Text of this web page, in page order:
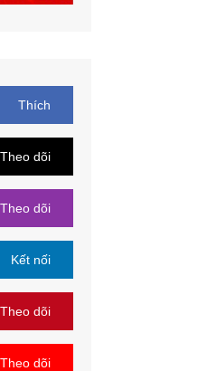
Thích
Theo dõi
Theo dõi
Kết nối
Theo dõi
Theo dõi